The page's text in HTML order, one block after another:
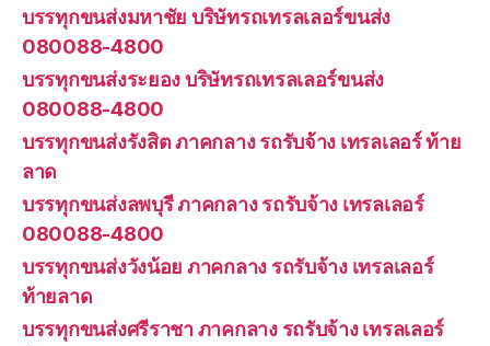
บรรทุกขนส่งมหาชัย บริษัทรถเทรลเลอร์ขนส่ง
080088-4800
บรรทุกขนส่งระยอง บริษัทรถเทรลเลอร์ขนส่ง
080088-4800
บรรทุกขนส่งรังสิต ภาคกลาง รถรับจ้าง เทรลเลอร์ ท้าย
ลาด
บรรทุกขนส่งลพบุรี ภาคกลาง รถรับจ้าง เทรลเลอร์
080088-4800
บรรทุกขนส่งวังน้อย ภาคกลาง รถรับจ้าง เทรลเลอร์
ท้ายลาด
บรรทุกขนส่งศรีราชา ภาคกลาง รถรับจ้าง เทรลเลอร์